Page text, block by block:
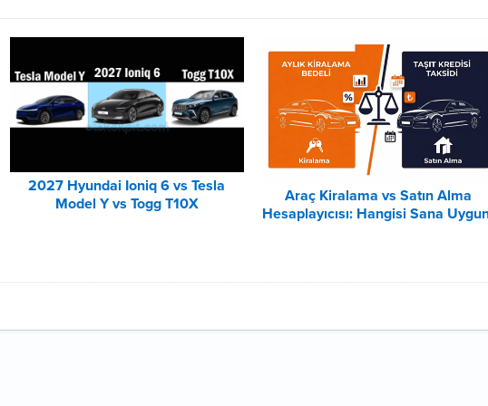
2027 Hyundai Ioniq 6 vs Tesla
Model Y vs Togg T10X
Araç Kiralama vs Satın Alma
Hesaplayıcısı: Hangisi Sana